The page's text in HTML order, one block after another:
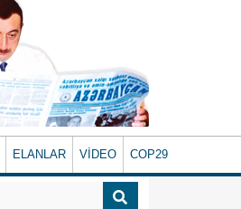
ELANLAR VİDEO COP29